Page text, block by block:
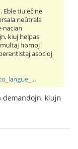
Eble tiu eĉ ne
neŭtrala
nacian
kiuj helpas
homoj
asocioj
demandojn, kiujn